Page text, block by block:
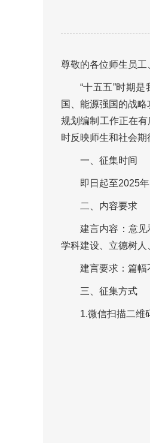
尊敬的各位师生员工
“十五五”时期
国、能源强国的战
规划编制工作正在
时反映师生和社会期
一、征集时间
即日起至2025年
二、内容要求
建言内容：意
学科建设、立德树人
建言要求：篇幅
三、征集方式
1.微信扫描二维